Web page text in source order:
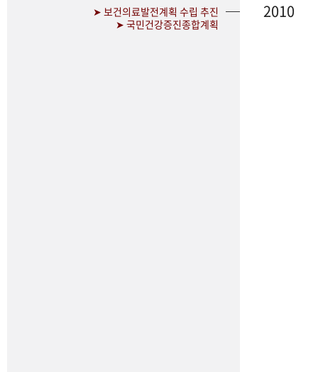
➤ 보건의료발전계획 수립 추진
➤ 국민건강증진종합계획
2010